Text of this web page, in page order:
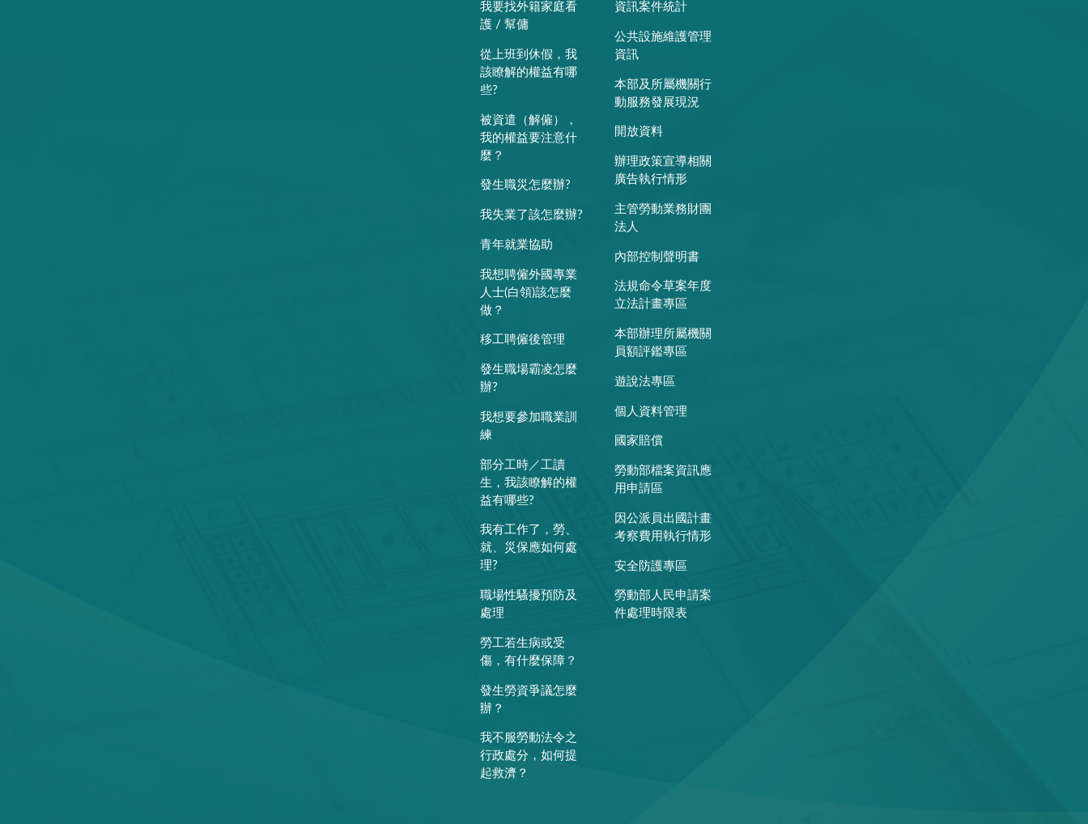
我要找外籍家庭看
護 / 幫傭
從上班到休假，我
該瞭解的權益有哪
些?
被資遣（解僱），
我的權益要注意什
麼？
發生職災怎麼辦?
我失業了該怎麼辦?
青年就業協助
我想聘僱外國專業
人士(白領)該怎麼
做？
移工聘僱後管理
發生職場霸凌怎麼
辦?
我想要參加職業訓
練
部分工時／工讀
生，我該瞭解的權
益有哪些?
我有工作了，勞、
就、災保應如何處
理?
職場性騷擾預防及
處理
勞工若生病或受
傷，有什麼保障？
發生勞資爭議怎麼
辦？
我不服勞動法令之
行政處分，如何提
起救濟？
資訊案件統計
公共設施維護管理
資訊
本部及所屬機關行
動服務發展現況
開放資料
辦理政策宣導相關
廣告執行情形
主管勞動業務財團
法人
內部控制聲明書
法規命令草案年度
立法計畫專區
本部辦理所屬機關
員額評鑑專區
遊說法專區
個人資料管理
國家賠償
勞動部檔案資訊應
用申請區
因公派員出國計畫
考察費用執行情形
安全防護專區
勞動部人民申請案
件處理時限表